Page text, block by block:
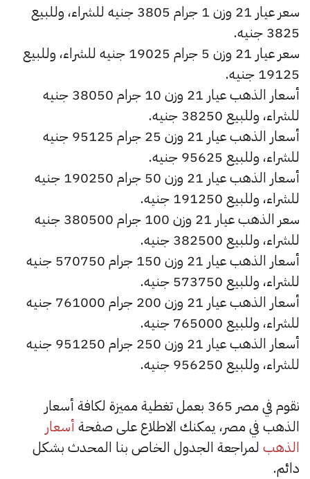
سعر عيار 21 وزن 1 جرام 3805 جنيه للشراء، وللبيع
3825 جنيه.
سعر عيار 21 وزن 5 جرام 19025 جنيه للشراء، وللبيع
19125 جنيه.
أسعار الذهب عيار 21 وزن 10 جرام 38050 جنيه
للشراء، وللبيع 38250 جنيه.
أسعار الذهب عيار 21 وزن 25 جرام 95125 جنيه
للشراء، وللبيع 95625 جنيه.
أسعار الذهب عيار 21 وزن 50 جرام 190250 جنيه
للشراء، وللبيع 191250 جنيه.
سعر الذهب عيار 21 وزن 100 جرام 380500 جنيه
للشراء، وللبيع 382500 جنيه.
أسعار الذهب عيار 21 وزن 150 جرام 570750 جنيه
للشراء، وللبيع 573750 جنيه.
أسعار الذهب عيار 21 وزن 200 جرام 761000 جنيه
للشراء، وللبيع 765000 جنيه.
أسعار الذهب عيار 21 وزن 250 جرام 951250 جنيه
للشراء، وللبيع 956250 جنيه.
نقوم في مصر 365 بعمل تغطية مميزة لكافة أسعار
الذهب في مصر، يمكنك الاطلاع على صفحة أسعار
الذهب لمراجعة الجدول الخاص بنا المحدث بشكل
دائم.